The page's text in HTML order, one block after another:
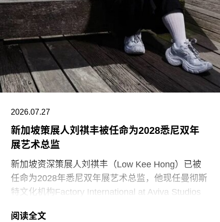
兰首都赫尔辛基，包括文化之家（House of
Culture，1958）活动中心，以及著名的芬兰大厅
（Finlandia Hall，1971），后者兼具会议中心与音
乐厅功能。
另一项重要作品是赛纳察洛市政厅（Säynätsalo
Town Hall），由阿尔瓦·阿尔托与艾丽莎·阿尔托于
与艾丽莎结婚。两人还共同建造了位于派延奈湖
（Lake
2026.07.27
新加坡策展人刘祺丰被任命为2028悉尼双年
展艺术总监
新加坡资深策展人刘祺丰（Low Kee Hong）已被
任命为2028年悉尼双年展艺术总监，他现任曼彻斯
特文化机构Factory International at Aviva Studios
阅读全文